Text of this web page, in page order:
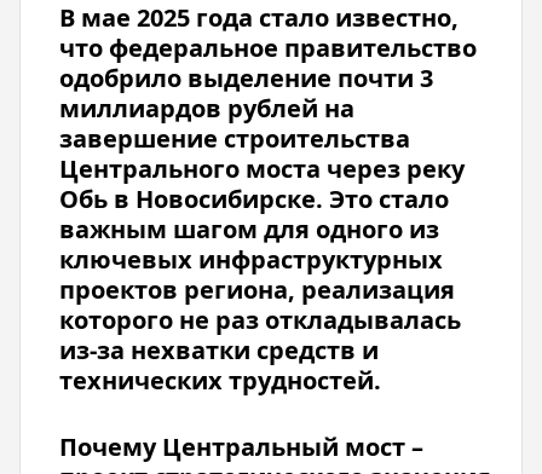
В мае 2025 года стало известно,
что федеральное правительство
одобрило выделение почти 3
миллиардов рублей на
завершение строительства
Центрального моста через реку
Обь в Новосибирске. Это стало
важным шагом для одного из
ключевых инфраструктурных
проектов региона, реализация
которого не раз откладывалась
из-за нехватки средств и
технических трудностей.
Почему Центральный мост –